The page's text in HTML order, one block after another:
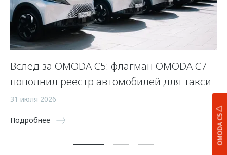
OMODA C5
Вслед за OMODA C5: флагман OMODA C7
пополнил реестр автомобилей для такси
31 июля 2026
Подробнее
5